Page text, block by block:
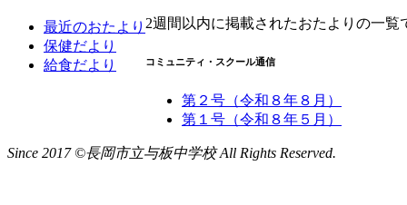
最近のおたより
保健だより
給食だより
2週間以内に掲載されたおたよりの一覧
コミュニティ・スクール通信
第２号（令和８年８月）
第１号（令和８年５月）
Since 2017 ©長岡市立与板中学校 All Rights Reserved.